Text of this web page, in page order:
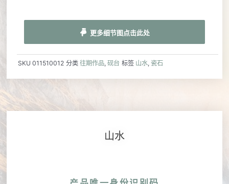
更多细节图点击此处
SKU 011510012 分类 往期作品,砚台 标签 山水,瓷石
山水